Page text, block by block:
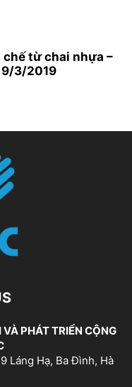
từ chai nhựa –
3/2019
PHÁT TRIỂN CỘNG
Láng Hạ, Ba Đình, Hà